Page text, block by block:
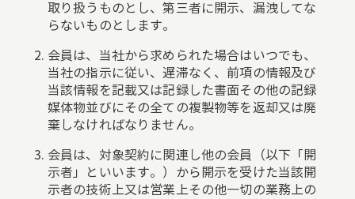
取り扱うものとし、第三者に開示、漏洩してな
らないものとします。
会員は、当社から求められた場合はいつでも、
当社の指示に従い、遅滞なく、前項の情報及び
当該情報を記載又は記録した書面その他の記録
媒体物並びにその全ての複製物等を返却又は廃
棄しなければなりません。
会員は、対象契約に関連し他の会員（以下「開
示者」といいます。）から開示を受けた当該開
示者の技術上又は営業上その他一切の業務上の